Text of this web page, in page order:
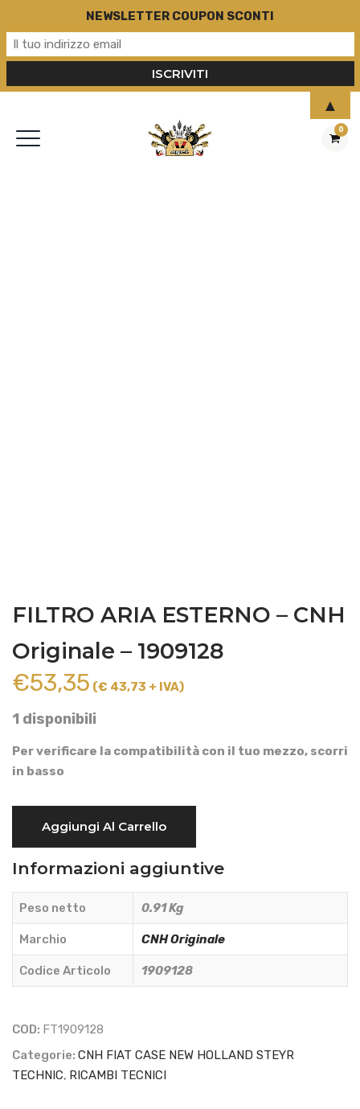
0
FILTRO ARIA ESTERNO – CNH
Originale – 1909128
€53,35 (€ 43,73 + IVA)
1 disponibili
Per verificare la compatibilità con il tuo mezzo, scorri
in basso
-
CNH
Originale
1909128
quantità
Aggiungi Al Carrello
Informazioni aggiuntive
Peso netto 0.91 Kg
Marchio CNH Originale
Codice Articolo 1909128
COD: FT1909128
Categorie: CNH FIAT CASE NEW HOLLAND STEYR
TECHNIC, RICAMBI TECNICI
NEWSLETTER COUPON SCONTI
▲